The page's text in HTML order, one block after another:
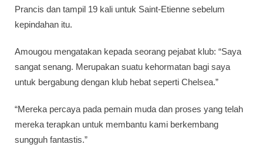
Prancis dan tampil 19 kali untuk Saint-Etienne sebelum
kepindahan itu.
Amougou mengatakan kepada seorang pejabat klub: “Saya
sangat senang. Merupakan suatu kehormatan bagi saya
untuk bergabung dengan klub hebat seperti Chelsea.”
“Mereka percaya pada pemain muda dan proses yang telah
mereka terapkan untuk membantu kami berkembang
sungguh fantastis.”